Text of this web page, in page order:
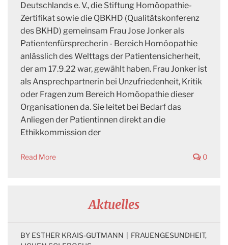
Deutschlands e. V., die Stiftung Homöopathie-
Zertifikat sowie die QBKHD (Qualitätskonferenz
des BKHD) gemeinsam Frau Jose Jonker als
Patientenfürsprecherin - Bereich Homöopathie
anlässlich des Welttags der Patientensicherheit,
der am 17.9.22 war, gewählt haben. Frau Jonker ist
als Ansprechpartnerin bei Unzufriedenheit, Kritik
oder Fragen zum Bereich Homöopathie dieser
Organisationen da. Sie leitet bei Bedarf das
Anliegen der Patientinnen direkt an die
Ethikkommission der
Read More 0
Aktuelles
BY ESTHER KRAIS-GUTMANN FRAUENGESUNDHEIT